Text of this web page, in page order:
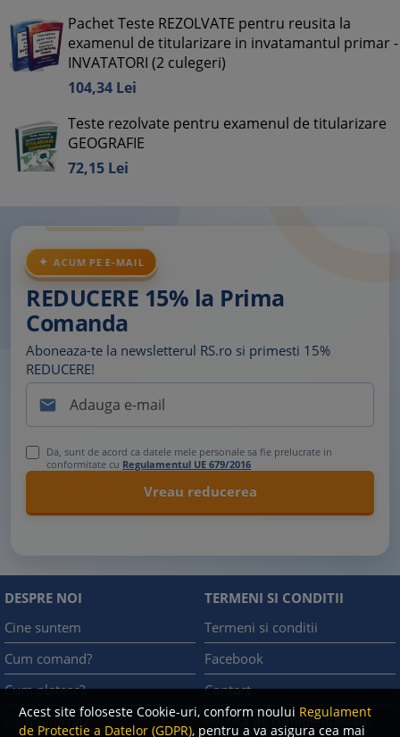
Acest site foloseste Cookie-uri, conform noului Regulament
de Protectie a Datelor (GDPR), pentru a va asigura cea mai
Pachet Teste REZOLVATE pentru reusita la
examenul de titularizare in invatamantul primar -
INVATATORI (2 culegeri)
104,34 Lei
Teste rezolvate pentru examenul de titularizare
GEOGRAFIE
72,15 Lei
ACUM PE E-MAIL
REDUCERE 15% la Prima
Comanda
Aboneaza-te la newsletterul RS.ro si primesti 15%
REDUCERE!

Da, sunt de acord ca datele mele personale sa fie prelucrate in
conformitate cu Regulamentul UE 679/2016
DESPRE NOI
Cine suntem
Cum comand?
Cum platesc?
Cum returnez
TERMENI SI CONDITII
Termeni si conditii
Facebook
Contact
Politica de confidentialitate